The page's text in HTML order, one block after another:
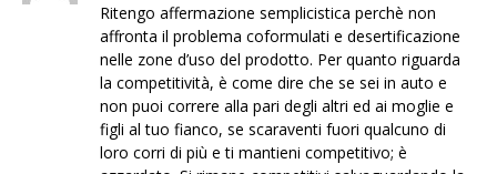
Ritengo affermazione semplicistica perchè non
affronta il problema coformulati e desertificazione
nelle zone d’uso del prodotto. Per quanto riguarda
la competitività, è come dire che se sei in auto e
non puoi correre alla pari degli altri ed ai moglie e
figli al tuo fianco, se scaraventi fuori qualcuno di
loro corri di più e ti mantieni competitivo; è